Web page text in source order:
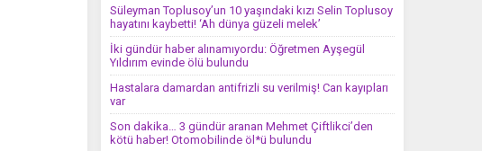
Süleyman Toplusoy’un 10 yaşındaki kızı Selin Toplusoy
hayatını kaybetti! ‘Ah dünya güzeli melek’
İki gündür haber alınamıyordu: Öğretmen Ayşegül
Yıldırım evinde ölü bulundu
Hastalara damardan antifrizli su verilmiş! Can kayıpları
var
Son dakika… 3 gündür aranan Mehmet Çiftlikci’den
kötü haber! Otomobilinde öl*ü bulundu